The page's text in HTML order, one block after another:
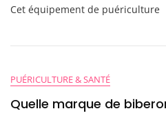
Cet équipement de puériculture
PUÉRICULTURE & SANTÉ
Quelle marque de